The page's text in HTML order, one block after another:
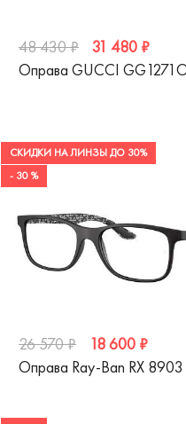
48 430 ₽
31 480 ₽
Оправа GUCCI
СКИДКИ НА ЛИНЗЫ ДО 30%
- 30 %
26 570 ₽
18 600 ₽
Оправа Ray-Ban RX